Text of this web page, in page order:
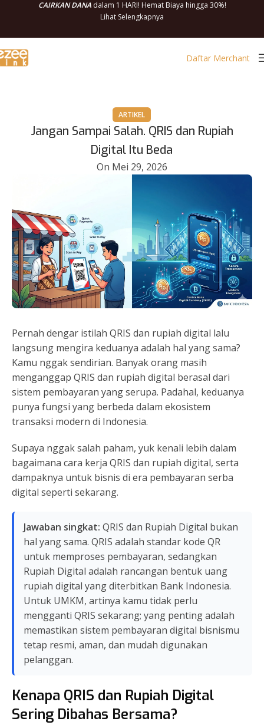
CAIRKAN DANAdalam 1 HARI! Hemat Biaya hingga 30%!
Lihat Selengkapnya
Daftar Merchant
ARTIKEL
Jangan Sampai Salah. QRIS dan Rupiah
Digital Itu Beda
On Mei 29, 2026
Pernah dengar istilah QRIS dan rupiah digital lalu
langsung mengira keduanya adalah hal yang sama?
Kamu nggak sendirian. Banyak orang masih
menganggap QRIS dan rupiah digital berasal dari
sistem pembayaran yang serupa. Padahal, keduanya
punya fungsi yang berbeda dalam ekosistem
transaksi modern di Indonesia.
Supaya nggak salah paham, yuk kenali lebih dalam
bagaimana cara kerja QRIS dan rupiah digital, serta
dampaknya untuk bisnis di era pembayaran serba
digital seperti sekarang.
Jawaban singkat: QRIS dan Rupiah Digital bukan
hal yang sama. QRIS adalah standar kode QR
untuk memproses pembayaran, sedangkan
Rupiah Digital adalah rancangan bentuk uang
rupiah digital yang diterbitkan Bank Indonesia.
Untuk UMKM, artinya kamu tidak perlu
mengganti QRIS sekarang; yang penting adalah
memastikan sistem pembayaran digital bisnismu
tetap resmi, aman, dan mudah digunakan
pelanggan.
Kenapa QRIS dan Rupiah Digital
Sering Dibahas Bersama?